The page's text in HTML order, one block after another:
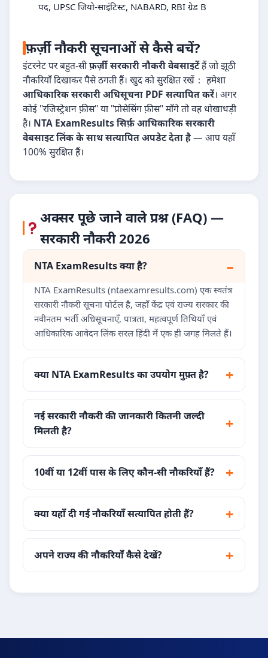
पद, UPSC जियो-साइंटिस्ट, NABARD, RBI ग्रेड B
फ़र्ज़ी नौकरी सूचनाओं से कैसे बचें?
इंटरनेट पर बहुत-सीफ़र्ज़ी सरकारी नौकरी वेबसाइटेंहैं जो झूठी
नौकरियाँ दिखाकर पैसे ठगती हैं। खुद को सुरक्षित रखें： हमेशा
आधिकारिक सरकारी अधिसूचना PDF सत्यापित करें। अगर
कोई "रजिस्ट्रेशन फ़ीस" या "प्रोसेसिंग फ़ीस" माँगे तो वह धोखाधड़ी
है। NTA ExamResults सिर्फ़ आधिकारिक सरकारी
वेबसाइट लिंक के साथ सत्यापित अपडेट देता है— आप यहाँ
100% सुरक्षित हैं।
अक्सर पूछे जाने वाले प्रश्न (FAQ) —
सरकारी नौकरी 2026
NTA ExamResults क्या है?
NTA ExamResults (ntaexamresults.com) एक स्वतंत्र
सरकारी नौकरी सूचना पोर्टल है, जहाँ केंद्र एवं राज्य सरकार की
नवीनतम भर्ती अधिसूचनाएँ, पात्रता, महत्वपूर्ण तिथियाँ एवं
आधिकारिक आवेदन लिंक सरल हिंदी में एक ही जगह मिलते हैं।
क्या NTA ExamResults का उपयोग मुफ़्त है?
नई सरकारी नौकरी की जानकारी कितनी जल्दी
मिलती है?
10वीं या 12वीं पास के लिए कौन-सी नौकरियाँ हैं?
क्या यहाँ दी गई नौकरियाँ सत्यापित होती हैं?
अपने राज्य की नौकरियाँ कैसे देखें?